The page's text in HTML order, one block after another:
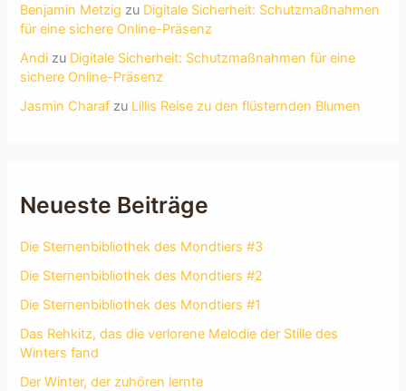
Benjamin Metzig zu Digitale Sicherheit: Schutzmaßnahmen
für eine sichere Online-Präsenz
Andi zu Digitale Sicherheit: Schutzmaßnahmen für eine
sichere Online-Präsenz
Jasmin Charaf zu Lillis Reise zu den flüsternden Blumen
Neueste Beiträge
Die Sternenbibliothek des Mondtiers #3
Die Sternenbibliothek des Mondtiers #2
Die Sternenbibliothek des Mondtiers #1
Das Rehkitz, das die verlorene Melodie der Stille des
Winters fand
Der Winter, der zuhören lernte